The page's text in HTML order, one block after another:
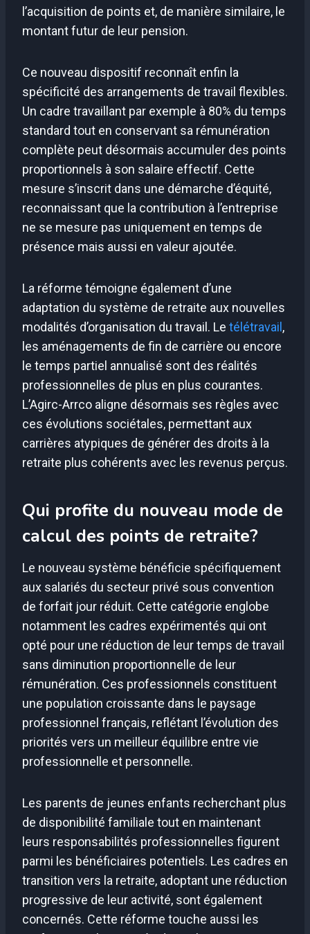
l’acquisition de points et, de manière similaire, le
montant futur de leur pension.
Ce nouveau dispositif reconnaît enfin la
spécificité des arrangements de travail flexibles.
Un cadre travaillant par exemple à 80% du temps
standard tout en conservant sa rémunération
complète peut désormais accumuler des points
proportionnels à son salaire effectif. Cette
mesure s’inscrit dans une démarche d’équité,
reconnaissant que la contribution à l’entreprise
ne se mesure pas uniquement en temps de
présence mais aussi en valeur ajoutée.
La réforme témoigne également d’une
adaptation du système de retraite aux nouvelles
modalités d’organisation du travail. Le télétravail,
les aménagements de fin de carrière ou encore
le temps partiel annualisé sont des réalités
professionnelles de plus en plus courantes.
L’Agirc-Arrco aligne désormais ses règles avec
ces évolutions sociétales, permettant aux
carrières atypiques de générer des droits à la
retraite plus cohérents avec les revenus perçus.
Qui profite du nouveau mode de
calcul des points de retraite?
Le nouveau système bénéficie spécifiquement
aux salariés du secteur privé sous convention
de forfait jour réduit. Cette catégorie englobe
notamment les cadres expérimentés qui ont
opté pour une réduction de leur temps de travail
sans diminution proportionnelle de leur
rémunération. Ces professionnels constituent
une population croissante dans le paysage
professionnel français, reflétant l’évolution des
priorités vers un meilleur équilibre entre vie
professionnelle et personnelle.
Les parents de jeunes enfants recherchant plus
de disponibilité familiale tout en maintenant
leurs responsabilités professionnelles figurent
parmi les bénéficiaires potentiels. Les cadres en
transition vers la retraite, adoptant une réduction
progressive de leur activité, sont également
concernés. Cette réforme touche aussi les